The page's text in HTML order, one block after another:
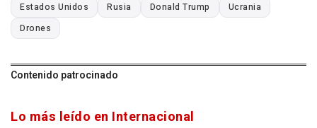
Estados Unidos Rusia Donald Trump
Ucrania
Drones
Contenido patrocinado
Lo más leído en Internacional